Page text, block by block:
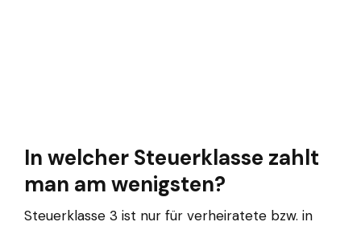
In welcher Steuerklasse zahlt
man am wenigsten?
Steuerklasse 3 ist nur für verheiratete bzw. in